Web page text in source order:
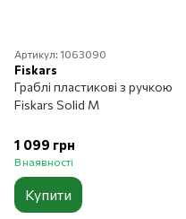
Артикул: 1063090
Fiskars
Граблі пластикові з ручкою
Fiskars Solid M
1 099 грн
В наявності
Купити